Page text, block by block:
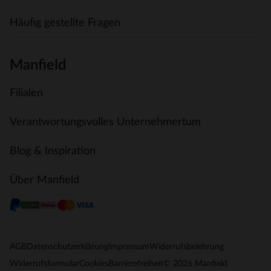
Häufig gestellte Fragen
Manfield
Filialen
Verantwortungsvolles Unternehmertum
Blog & Inspiration
Über Manfield
AGB Datenschutzerklärung Impressum Widerrufsbelehrung
WiderrufsformularCookies Barrierefreiheit © 2026 Manfield